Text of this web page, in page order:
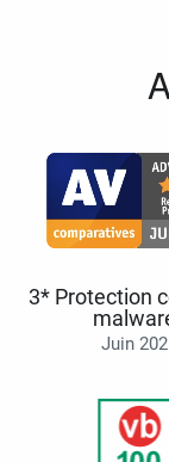
3* Protection
Juin